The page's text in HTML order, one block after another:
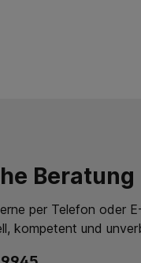
Beratung
per Telefon oder
kompetent und